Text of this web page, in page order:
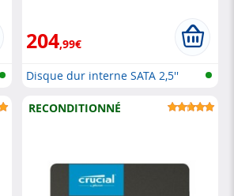
204,99€
Disque dur interne SATA 2,5''
RECONDITIONNÉ